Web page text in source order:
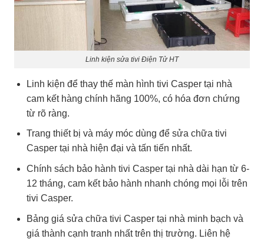
Linh kiện sửa tivi Điện Tử HT
Linh kiện để thay thế màn hình tivi Casper tại nhà
cam kết hàng chính hãng 100%, có hóa đơn chứng
từ rõ ràng.
Trang thiết bị và máy móc dùng để sửa chữa tivi
Casper tại nhà hiện đại và tấn tiến nhất.
Chính sách bảo hành tivi Casper tại nhà dài hạn từ 6-
12 tháng, cam kết bảo hành nhanh chóng mọi lỗi trên
tivi Casper.
Bảng giá sửa chữa tivi Casper tại nhà minh bạch và
giá thành cạnh tranh nhất trên thị trường. Liên hệ